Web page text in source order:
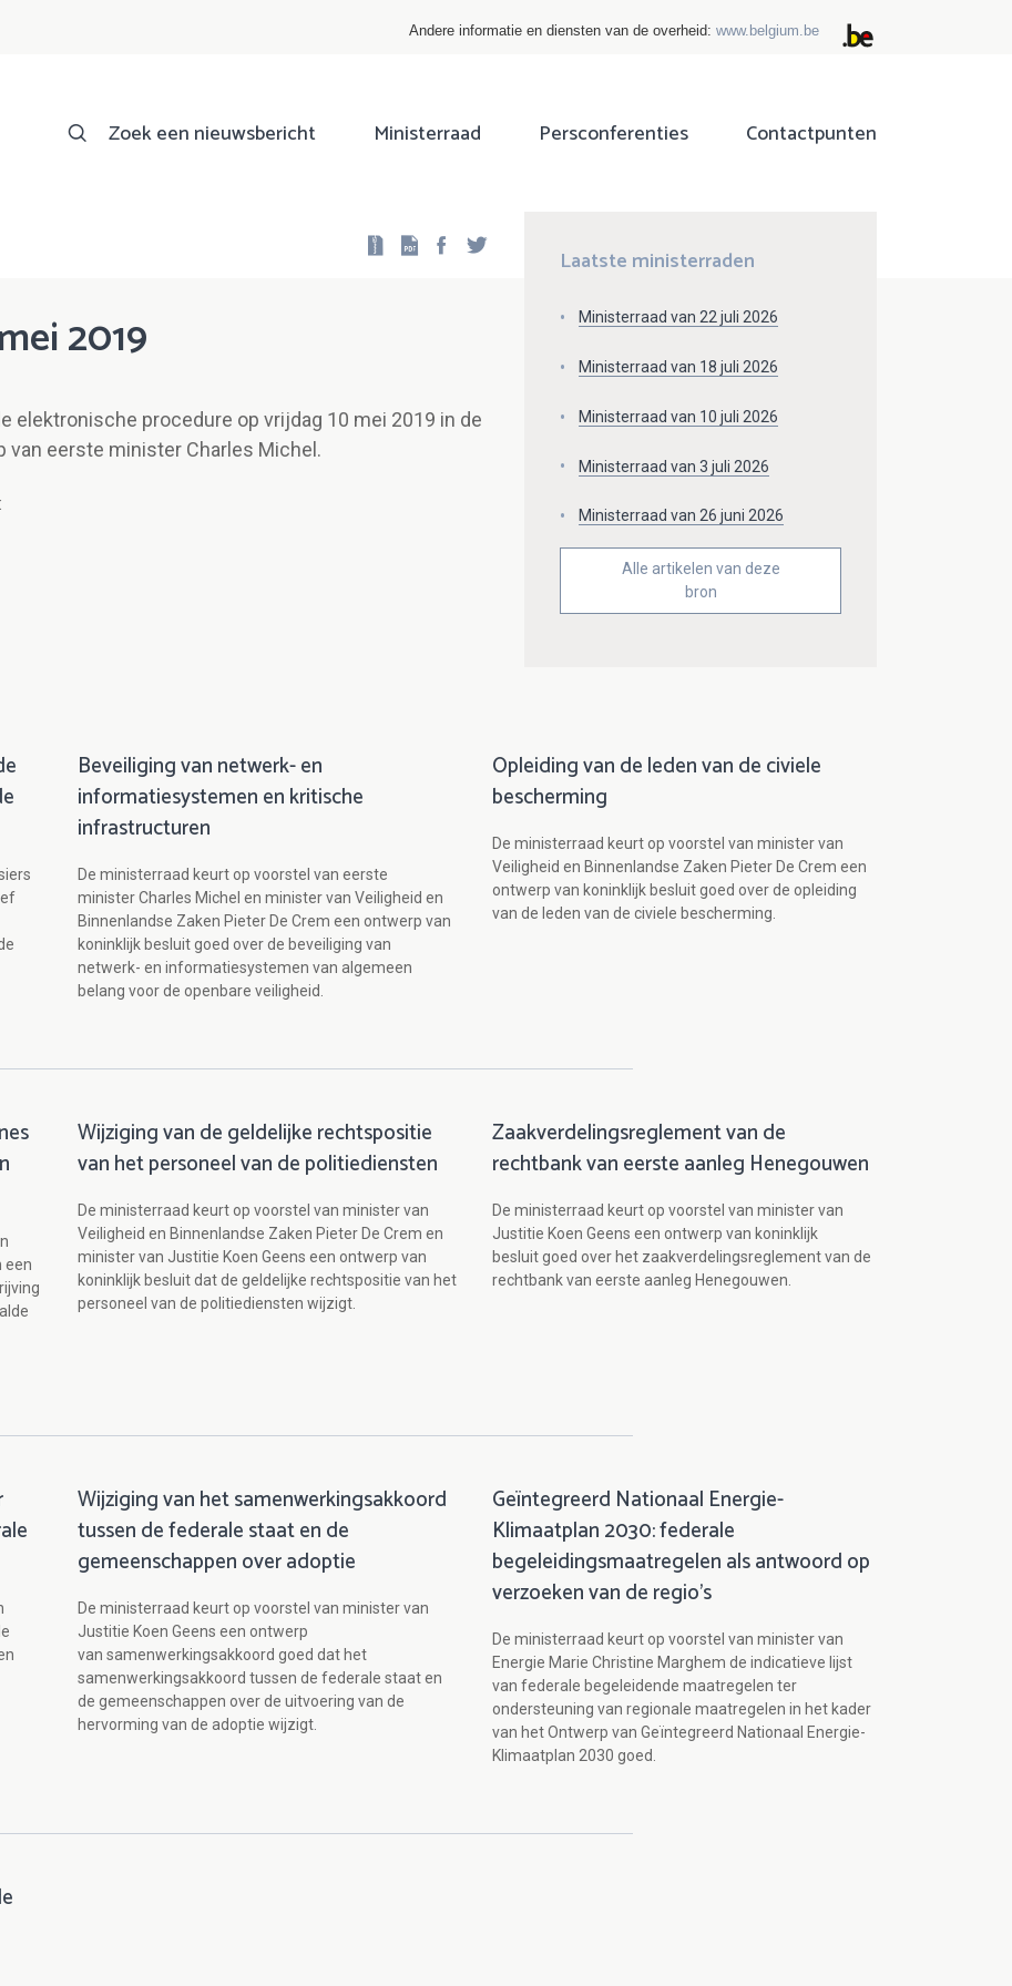
Andere informatie en diensten van de overheid: www.belgium.be
Zoek een nieuwsbericht Ministerraad Persconferenties Contactpunten
Facebook
2019
elektronische procedure op vrijdag 10 mei 2019 in de
eerste minister Charles Michel.
Laatste ministerraden
Ministerraad van 22 juli 2026
Ministerraad van 18 juli 2026
Ministerraad van 10 juli 2026
Ministerraad van 3 juli 2026
Ministerraad van 26 juni 2026
Alle artikelen van deze
bron
Beveiliging van netwerk- en
informatiesystemen en kritische
infrastructuren
De ministerraad keurt op voorstel van eerste
minister Charles Michel en minister van Veiligheid en
Binnenlandse Zaken Pieter De Crem een ontwerp van
koninklijk besluit goed over de beveiliging van
netwerk- en informatiesystemen van algemeen
belang voor de openbare veiligheid.
Opleiding van de leden van de civiele
bescherming
De ministerraad keurt op voorstel van minister van
Veiligheid en Binnenlandse Zaken Pieter De Crem een
ontwerp van koninklijk besluit goed over de opleiding
van de leden van de civiele bescherming.
een
Wijziging van de geldelijke rechtspositie
van het personeel van de politiediensten
De ministerraad keurt op voorstel van minister van
Veiligheid en Binnenlandse Zaken Pieter De Crem en
minister van Justitie Koen Geens een ontwerp van
koninklijk besluit dat de geldelijke rechtspositie van het
personeel van de politiediensten wijzigt.
Zaakverdelingsreglement van de
rechtbank van eerste aanleg Henegouwen
De ministerraad keurt op voorstel van minister van
Justitie Koen Geens een ontwerp van koninklijk
besluit goed over het zaakverdelingsreglement van de
rechtbank van eerste aanleg Henegouwen.
Wijziging van het samenwerkingsakkoord
tussen de federale staat en de
gemeenschappen over adoptie
De ministerraad keurt op voorstel van minister van
Justitie Koen Geens een ontwerp
van samenwerkingsakkoord goed dat het
samenwerkingsakkoord tussen de federale staat en
de gemeenschappen over de uitvoering van de
hervorming van de adoptie wijzigt.
Geïntegreerd Nationaal Energie-
Klimaatplan 2030: federale
begeleidingsmaatregelen als antwoord op
verzoeken van de regio's
De ministerraad keurt op voorstel van minister van
Energie Marie Christine Marghem de indicatieve lijst
van federale begeleidende maatregelen ter
ondersteuning van regionale maatregelen in het kader
van het Ontwerp van Geïntegreerd Nationaal Energie-
Klimaatplan 2030 goed.